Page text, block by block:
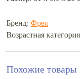
Бренд:Фрея
Возрастная
Похожие товары